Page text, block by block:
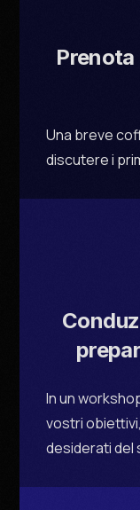
Una breve
discutere i
In un
vostri
desiderati del